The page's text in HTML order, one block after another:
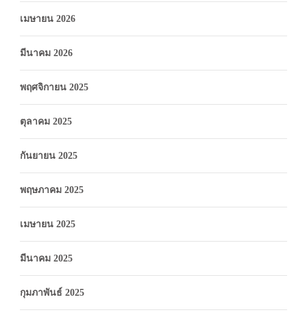
เมษายน 2026
มีนาคม 2026
พฤศจิกายน 2025
ตุลาคม 2025
กันยายน 2025
พฤษภาคม 2025
เมษายน 2025
มีนาคม 2025
กุมภาพันธ์ 2025